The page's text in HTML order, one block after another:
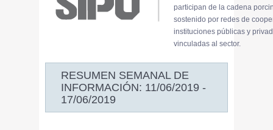
participan de la cadena
sostenido por redes de
instituciones públicas y
vinculadas al sector.
RESUMEN SEMANAL DE
INFORMACIÓN: 11/06/2019 -
17/06/2019